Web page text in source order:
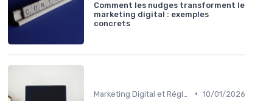
Comment les nudges transforment le
marketing digital : exemples
concrets
• 10/01/2026